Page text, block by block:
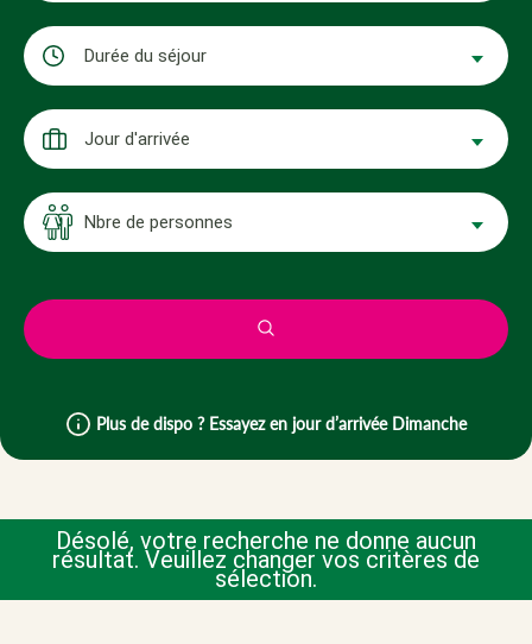
Durée du séjour
Jour d'arrivée
Nbre de personnes
Plus de dispo ? Essayez en jour d’arrivée Dimanche
Désolé, votre recherche ne donne aucun
résultat. Veuillez changer vos critères de
sélection.